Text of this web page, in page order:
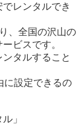
レンタルでき
、全国の沢山の
ビスです。
タルすること
に設定できるの
」